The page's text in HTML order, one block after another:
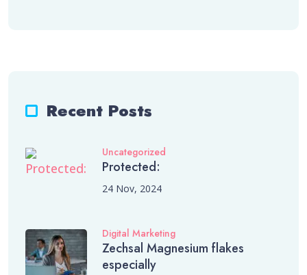
Recent Posts
Uncategorized
Protected:
24 Nov, 2024
Digital Marketing
Zechsal Magnesium flakes
especially